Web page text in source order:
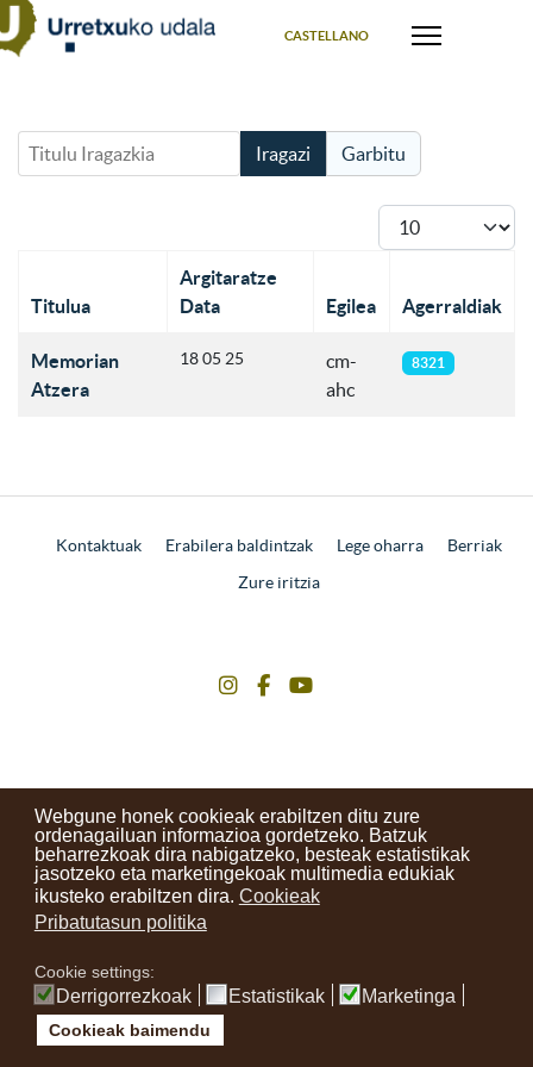
Webgune honek cookieak erabiltzen ditu zure
ordenagailuan informazioa gordetzeko. Batzuk
beharrezkoak dira nabigatzeko, besteak estatistikak
jasotzeko eta marketingekoak multimedia edukiak
ikusteko erabiltzen dira. Cookieak
Pribatutasun politika
Cookie settings:
Derrigorrezkoak Estatistikak Marketinga
Cookieak baimendu
CASTELLANO
Titulu Iragazkia Iragazi Garbitu
Bistaratu #
Titulua
Argitaratze
Data
Egilea Agerraldiak
Memorian
Atzera
18 05 25
cm-
ahc
8321
Kontaktuak Erabilera baldintzak Lege oharra
Berriak
Zure iritzia